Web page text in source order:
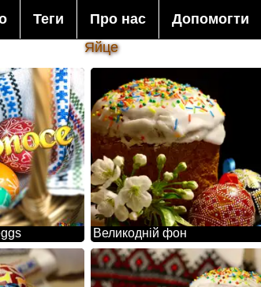
Теги Про нас
Допомогти
Яйце
Великодній фон